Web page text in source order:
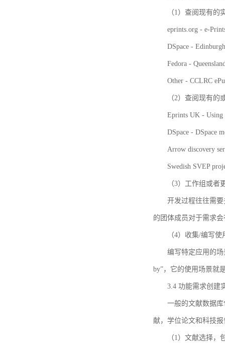
（1）查阅现有的
eprints.org - e-
DSpace -
Fedora -
Other - CCLRC
（2）查阅现有
Eprints UK - Using
DSpace - DSpace
Arrow discovery
Swedish SVEP
（3）工作组或者
开发过程往往需
的团体成员对于需求
（4）收集/编写
编写特定应用的场
by”，它的使用场景就
3.4 功能需求创建
一般的文献数据
献，学位论文和科技
（1）文献选择